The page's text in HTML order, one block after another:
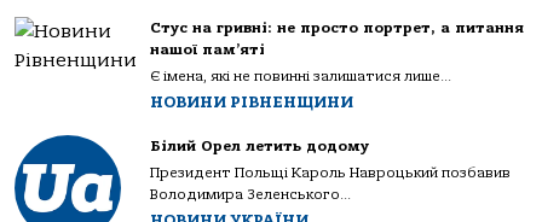
Стус на гривні: не просто портрет, а питання
нашої пам’яті
Є імена, які не повинні залишатися лише...
НОВИНИ РІВНЕНЩИНИ
Білий Орел летить додому
Президент Польщі Кароль Навроцький позбавив
Володимира Зеленського...